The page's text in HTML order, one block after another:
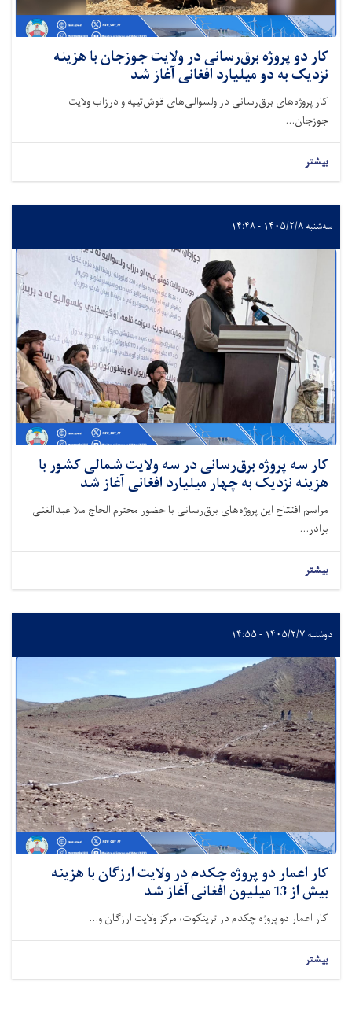
کار دو پروژه برق‌رسانی در ولایت جوزجان با هزینه
نزدیک به دو میلیارد افغانی آغاز شد
کار پروژه‌های برق‌رسانی در ولسوالی‌های قوش‌تیپه و درزاب ولایت
جوزجان...
بیشتر
سه‌شنبه ۱۴۰۵/۲/۸ - ۱۴:۴۸
کار سه پروژه برق‌رسانی در سه ولایت شمالی کشور با
هزینه نزدیک به چهار میلیارد افغانی آغاز شد
مراسم افتتاح این پروژه‌های برق‌رسانی با حضور محترم الحاج ملا عبدالغنی
برادر...
بیشتر
دوشنبه ۱۴۰۵/۲/۷ - ۱۴:۵۵
کار اعمار دو پروژه چکدم در ولایت ارزگان با هزینه
بیش از 13 میلیون افغانی آغاز شد
کار اعمار دو پروژه چکدم در ترینکوت، مرکز ولایت ارزگان و...
بیشتر